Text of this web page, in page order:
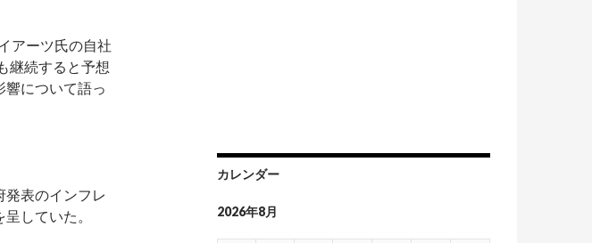
アーツ氏の自社
継続すると予想
について語っ
表のインフレ
していた。
カレンダー
2026年8月